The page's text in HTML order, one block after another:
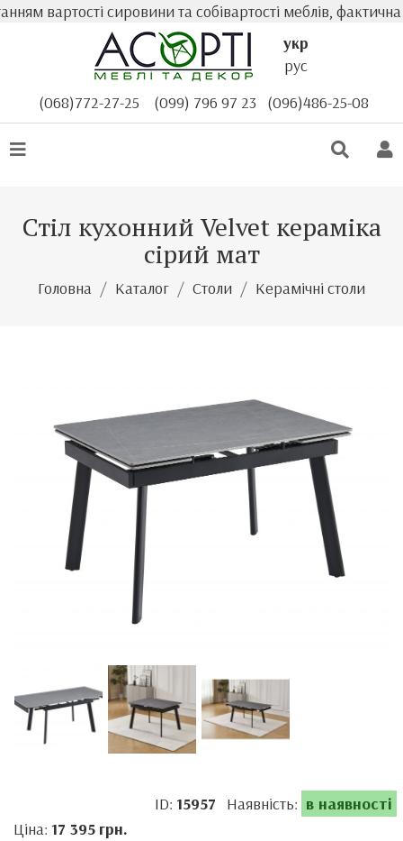
сировини та собівартості меблів, фактична
укр
рус
(068)772-27-25
(099) 796 97 23 (096)486-25-08
Стіл кухонний Velvet кераміка
сірий мат
Головна Каталог Столи Керамічні столи
ID: 15957 Наявність: в наявності
Ціна: 17 395 грн.